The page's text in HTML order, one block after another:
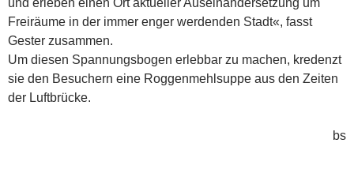
und erleben einen Ort aktueller Auseinandersetzung um
Freiräume in der immer enger werdenden Stadt«, fasst
Gester zusammen.
Um diesen Spannungsbogen erlebbar zu machen, kredenzt
sie den Besuchern eine Roggenmehlsuppe aus den Zeiten
der Luftbrücke.
bs